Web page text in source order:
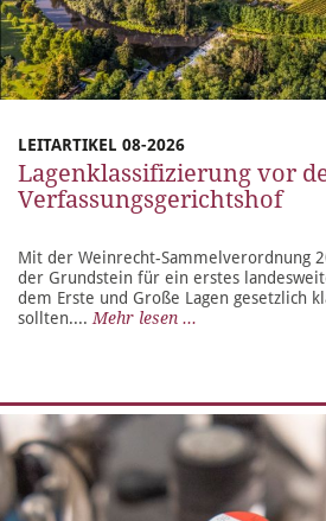
LEITARTIKEL 08-2026
Lagenklassifizierung vor
Verfassungsgerichtshof
Mit der Weinrecht-Sammelverordnung
der Grundstein für ein erstes
dem Erste und Große Lagen gesetzlich
sollten....Mehr lesen ...